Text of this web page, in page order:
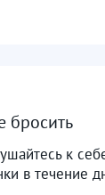
бросить
к
в течение